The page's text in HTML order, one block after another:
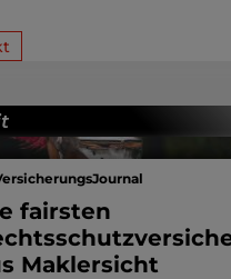
fairsten
Maklersicht